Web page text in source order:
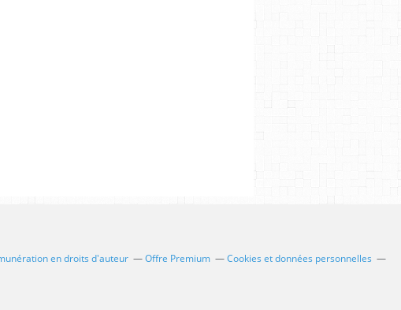
en droits d'auteur Offre Premium
Cookies et données personnelles